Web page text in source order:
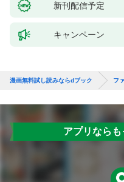
新刊配信予定
キャンペーン
漫画無料試し読みならdブック フ
アプリならも